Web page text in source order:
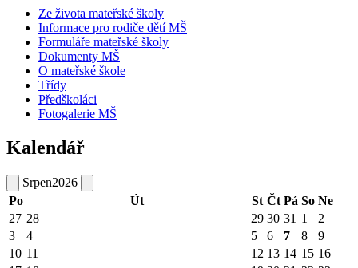
Ze života mateřské školy
Informace pro rodiče dětí MŠ
Formuláře mateřské školy
Dokumenty MŠ
O mateřské škole
Třídy
Předškoláci
Fotogalerie MŠ
Kalendář
Srpen2026
Po
Út St Čt Pá So Ne
27 28 29 30 31 1
2
3
4 5 6 7 8
9
10 11 12 13 14 15 16